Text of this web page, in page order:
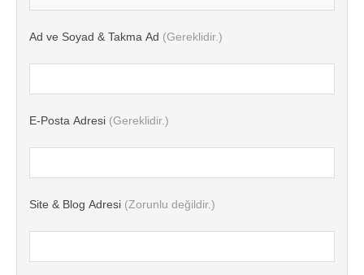
Ad ve Soyad & Takma Ad (Gereklidir.)
E-Posta Adresi (Gereklidir.)
Site & Blog Adresi (Zorunlu değildir.)